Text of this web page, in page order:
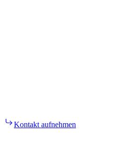
Kontakt aufnehmen